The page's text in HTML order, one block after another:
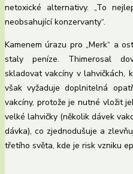
netoxické alternativy. „To
neobsahující konzervanty“.
Kamenem úrazu pro „Merk“ a
staly peníze. Thimerosal
skladovat vakcíny v lahvičkách,
však vyžaduje doplnitelná
vakcíny, protože je nutné vložit
velké lahvičky (několik dávek
dávka), co zjednodušuje a
třetího světa, kde je risk vzniku